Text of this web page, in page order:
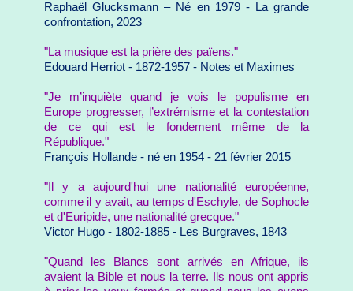
Raphaël Glucksmann – Né en 1979 - La grande
confrontation, 2023
"La musique est la prière des païens."
Edouard Herriot - 1872-1957 - Notes et Maximes
"Je m’inquiète quand je vois le populisme en
Europe progresser, l’extrémisme et la contestation
de ce qui est le fondement même de la
République."
François Hollande - né en 1954 - 21 février 2015
"Il y a aujourd'hui une nationalité européenne,
comme il y avait, au temps d'Eschyle, de Sophocle
et d'Euripide, une nationalité grecque."
Victor Hugo - 1802-1885 - Les Burgraves, 1843
"Quand les Blancs sont arrivés en Afrique, ils
avaient la Bible et nous la terre. Ils nous ont appris